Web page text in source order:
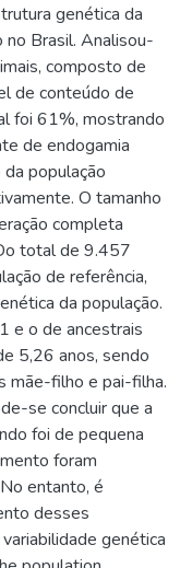
genética da
no Brasil. Analisou-
composto de
de conteúdo de
foi 61%, mostrando
de endogamia
população
O tamanho
completa
total de 9.457
de referência,
da população.
e o de ancestrais
5,26 anos, sendo
mãe-filho e pai-filha.
se concluir que a
foi de pequena
foram
entanto, é
desses
genética